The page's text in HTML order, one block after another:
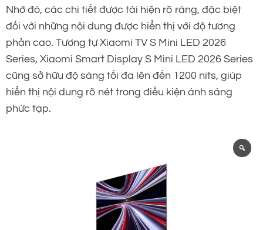
Nhờ đó, các chi tiết được tái hiện rõ ràng, đặc biệt
đối với những nội dung được hiển thị với độ tương
phản cao. Tương tự Xiaomi TV S Mini LED 2026
Series, Xiaomi Smart Display S Mini LED 2026 Series
cũng sở hữu độ sáng tối đa lên đến 1200 nits, giúp
hiển thị nội dung rõ nét trong điều kiện ánh sáng
phức tạp.